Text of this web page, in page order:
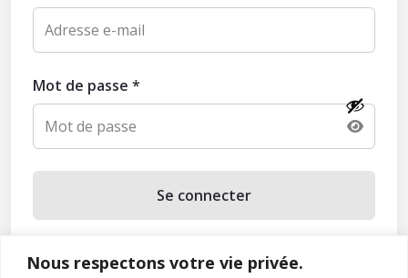
Nous respectons votre vie privée.
Mot de passe *
Se connecter